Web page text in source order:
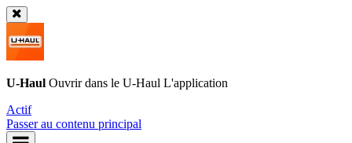
U-Haul Ouvrir dans le U-Haul L'application
Actif
Passer au contenu principal